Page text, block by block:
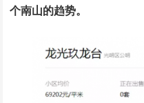
个南山的趋势。